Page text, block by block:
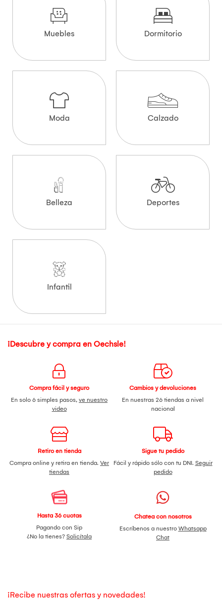
Muebles Dormitorio
Moda Calzado
Belleza Deportes
Infantil
¡Descubre y compra en Oechsle!
Compra fácil y seguro
En solo 6 simples pasos, ve nuestro
video
Cambios y devoluciones
En nuestras 26 tiendas a nivel
nacional
Retiro en tienda
Compra online y retira en tienda. Ver
tiendas
Sigue tu pedido
Fácil y rápido sólo con tu DNI. Seguir
pedido
Hasta 36 cuotas
Pagando con Sip
¿No la tienes? Solicítala
Chatea con nosotros
Escríbenos a nuestro Whatsapp
Chat
¡Recibe nuestras ofertas y novedades!